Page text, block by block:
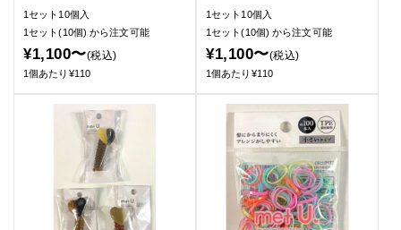
1セット10個入
1セット(10個)から注文可能
¥1,100〜(税込)
1個あたり¥110
1セット10個入
1セット(10個)から注文可能
¥1,100〜(税込)
1個あたり¥110